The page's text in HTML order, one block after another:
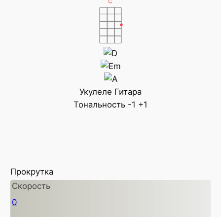
Укулеле Гитара
Тональность -1 +1
Прокрутка
Скорость
0